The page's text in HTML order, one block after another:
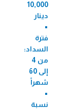
10,000
دينار
فترة
السداد:
من 4
إلى 60
شهراً
نسبة